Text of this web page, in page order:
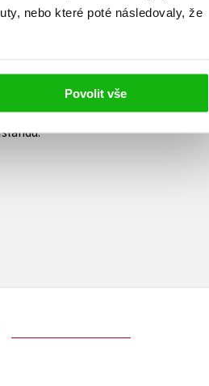
nebo které poté následovaly, že
Povolit vše
USA Today, v žebříčku Wall Street
pěti staršími bratry. Ráda čte romány
mobil píše se svou kamarádkou a
tráví s rodinou a přáteli. Se